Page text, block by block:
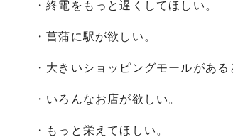
・終電をもっと遅くしてほしい。
・菖蒲に駅が欲しい。
・大きいショッピングモールがある
・いろんなお店が欲しい。
・もっと栄えてほしい。